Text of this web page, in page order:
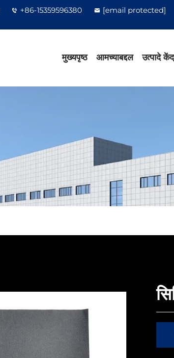
+86-15359596380 [email protected]
मुख्यपृष्ठ आमच्याबद्दल उत्पादे